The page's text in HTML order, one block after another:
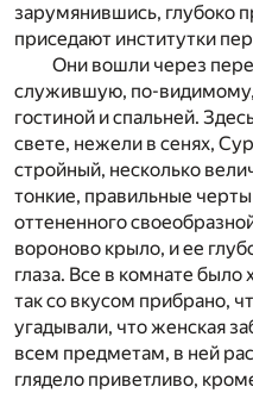
зарумянившись, глубоко
приседают институтки
Они вошли через
служившую, по-видимому,
гостиной и спальней.
свете, нежели в сенях,
стройный, несколько
тонкие, правильные
оттененного
вороново крыло, и ее
глаза. Все в комнате было
так со вкусом прибрано,
угадывали, что женская
всем предметам, в ней
глядело приветливо,